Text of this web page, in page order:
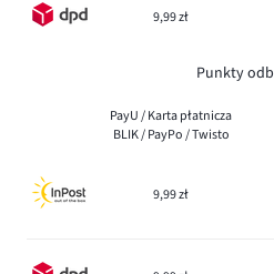
9,99 zł
Punkty
PayU / Karta płatnicza
BLIK / PayPo / Twisto
9,99 zł